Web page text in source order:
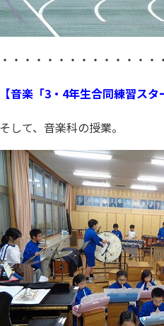
・・・・・・・・・・・・・・
【音楽「3・4年生合同練習スタ
そして、音楽科の授業。